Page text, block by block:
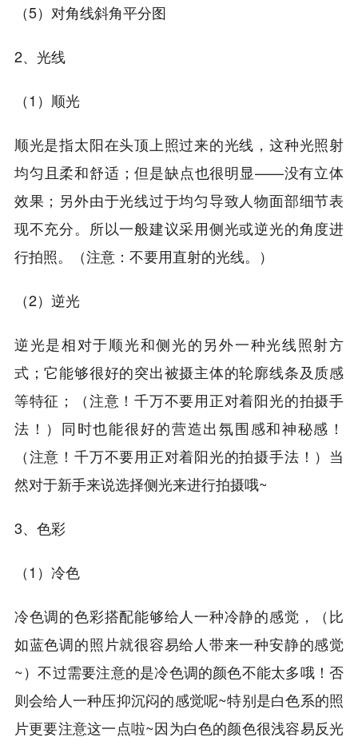
（5）对角线斜角平分图
2、光线
（1）顺光
顺光是指太阳在头顶上照过来的光线，这种光照射
均匀且柔和舒适；但是缺点也很明显——没有立体
效果；另外由于光线过于均匀导致人物面部细节表
现不充分。所以一般建议采用侧光或逆光的角度进
行拍照。（注意：不要用直射的光线。）
（2）逆光
逆光是相对于顺光和侧光的另外一种光线照射方
式；它能够很好的突出被摄主体的轮廓线条及质感
等特征；（注意！千万不要用正对着阳光的拍摄手
法！）同时也能很好的营造出氛围感和神秘感！
（注意！千万不要用正对着阳光的拍摄手法！）当
然对于新手来说选择侧光来进行拍摄哦~
3、色彩
（1）冷色
冷色调的色彩搭配能够给人一种冷静的感觉，（比
如蓝色调的照片就很容易给人带来一种安静的感觉
~）不过需要注意的是冷色调的颜色不能太多哦！否
则会给人一种压抑沉闷的感觉呢~特别是白色系的照
片更要注意这一点啦~因为白色的颜色很浅容易反光